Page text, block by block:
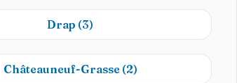
Drap (3)
Châteauneuf-Grasse (2)